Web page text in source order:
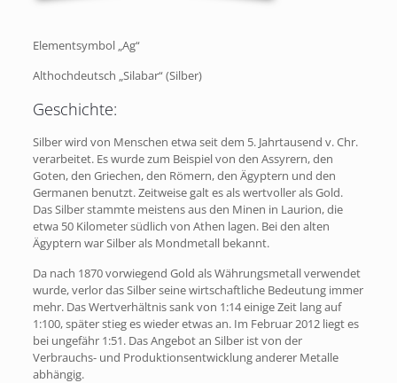
Elementsymbol „Ag“
Althochdeutsch „Silabar“ (Silber)
Geschichte:
Silber wird von Menschen etwa seit dem 5. Jahrtausend v. Chr.
verarbeitet. Es wurde zum Beispiel von den Assyrern, den
Goten, den Griechen, den Römern, den Ägyptern und den
Germanen benutzt. Zeitweise galt es als wertvoller als Gold.
Das Silber stammte meistens aus den Minen in Laurion, die
etwa 50 Kilometer südlich von Athen lagen. Bei den alten
Ägyptern war Silber als Mondmetall bekannt.
Da nach 1870 vorwiegend Gold als Währungsmetall verwendet
wurde, verlor das Silber seine wirtschaftliche Bedeutung immer
mehr. Das Wertverhältnis sank von 1:14 einige Zeit lang auf
1:100, später stieg es wieder etwas an. Im Februar 2012 liegt es
bei ungefähr 1:51. Das Angebot an Silber ist von der
Verbrauchs- und Produktionsentwicklung anderer Metalle
abhängig.